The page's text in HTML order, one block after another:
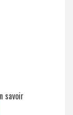
savoir